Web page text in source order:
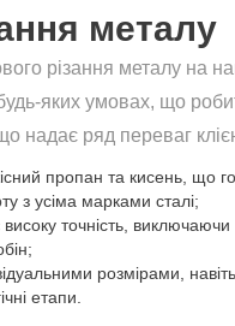
металу
різання металу на
яких умовах, що
надає ряд переваг
пропан та кисень, що
з усіма марками сталі;
високу точність,
розмірами,
етапи.